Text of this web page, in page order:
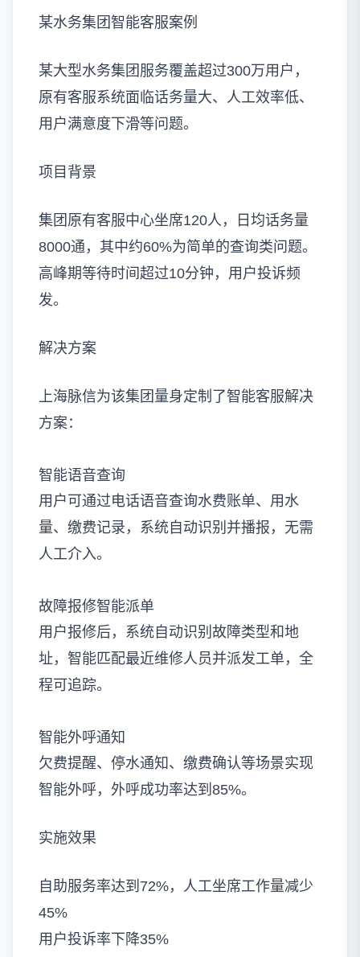
某水务集团智能客服案例
某大型水务集团服务覆盖超过300万用户，
原有客服系统面临话务量大、人工效率低、
用户满意度下滑等问题。
项目背景
集团原有客服中心坐席120人，日均话务量
8000通，其中约60%为简单的查询类问题。
高峰期等待时间超过10分钟，用户投诉频
发。
解决方案
上海脉信为该集团量身定制了智能客服解决
方案：
智能语音查询
用户可通过电话语音查询水费账单、用水
量、缴费记录，系统自动识别并播报，无需
人工介入。
故障报修智能派单
用户报修后，系统自动识别故障类型和地
址，智能匹配最近维修人员并派发工单，全
程可追踪。
智能外呼通知
欠费提醒、停水通知、缴费确认等场景实现
智能外呼，外呼成功率达到85%。
实施效果
自助服务率达到72%，人工坐席工作量减少
45%
用户投诉率下降35%